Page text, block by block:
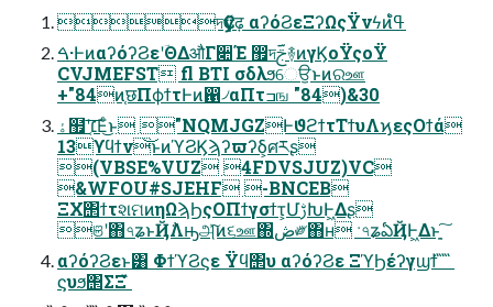
দҪӳढ़ αʔόϨεΞʔΩςΫνϟͷߟ͑ํ
ࠓ·ͰͷαʔόʔϨεʹؔΘΔऔΓ૊Έ ඿দࢢؔ࿈ͷγϏοΫςοΫ
CVJMEFST fl BTI σδλϧେਉͱͷରஊ
+"84ͷ֤छΠϕϯτͰͷ഑৴αΠτߏங "84)&30
ۀ຿ʹ׆͔͞Εͨ͜ͱ "NQMJGZͰϑϩϯτΤϯυΛϗεςΟϯά
13ϒϥϯν͝ͱͷϓϨϏϡʔϖʔδ͕ศརʂ
(VBSE%VUZ 4FDVSJUZ)VC
&WFOU#SJEHF -BNCEB
ΞΧ΢ϯτશମͷηΩϡϦςΟΠϯγσϯτ͕ՄࢹԽͰ͖Δʂ
ଞʹ΋৭ʑͱҊ݅Λԣஅͯ͠ͷ૬ஊ΍ڞ༗΋ʜ ˑ৭ʑఏҊͰ͖Δͱָ͍͠
αʔόʔϨεͱ͸ ΦϯϓϨϛε Ϋϥ΢υ αʔόʔϨε ΞϓϦέʔγϣϯ ̋ ̋ ̋
ϛυϧ΢ΣΞ ̋